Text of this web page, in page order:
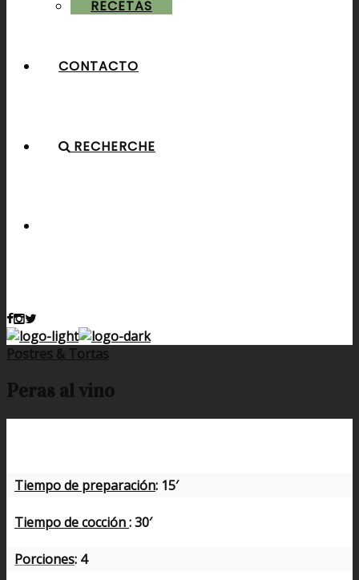
RECETAS
CONTACTO
RECHERCHE
Postres & Tortas
Peras al vino
Tiempo de preparación: 15′
Tiempo de cocción: 30′
Porciones: 4